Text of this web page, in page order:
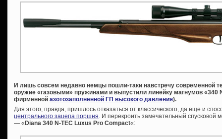
И лишь совсем недавно немцы пошли-таки навстречу современной
оружие «газовыми» пружинами и выпустили линейку магнумов «340
фирменной азотозаполненной ГП высокого давления).
Для этого, правда, пришлось отказаться от классического, да еще и
центрального зацепа поршня . И перекроить замечательный
— «Diana 340 N-TEC Luxus Pro Compact«: